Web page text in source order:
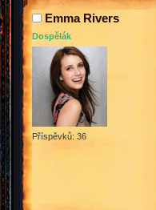
Emma Rivers
Dospělák
Příspěvků: 36